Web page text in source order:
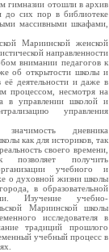
гимназии отошли в архив
сих пор в библиотеке
массивными шкафами,
Мариинской женской
направленности
внимании педагогов к
об открытости школы и
её деятельности и даже в
процессом, несмотря на
в управлении школой и
управления
дневника
как для историков, так
своего времени,
позволяет получить
учебного и
о духовной жизни школы
в образовательной
Изучение учебно-
Мариинской школы
исследователя в
традиций прошлого
учебный процесс в